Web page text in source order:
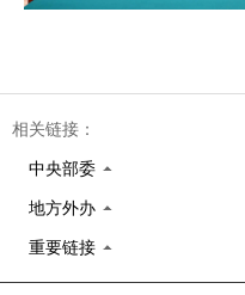
相关链接：
中央部委
地方外办
重要链接